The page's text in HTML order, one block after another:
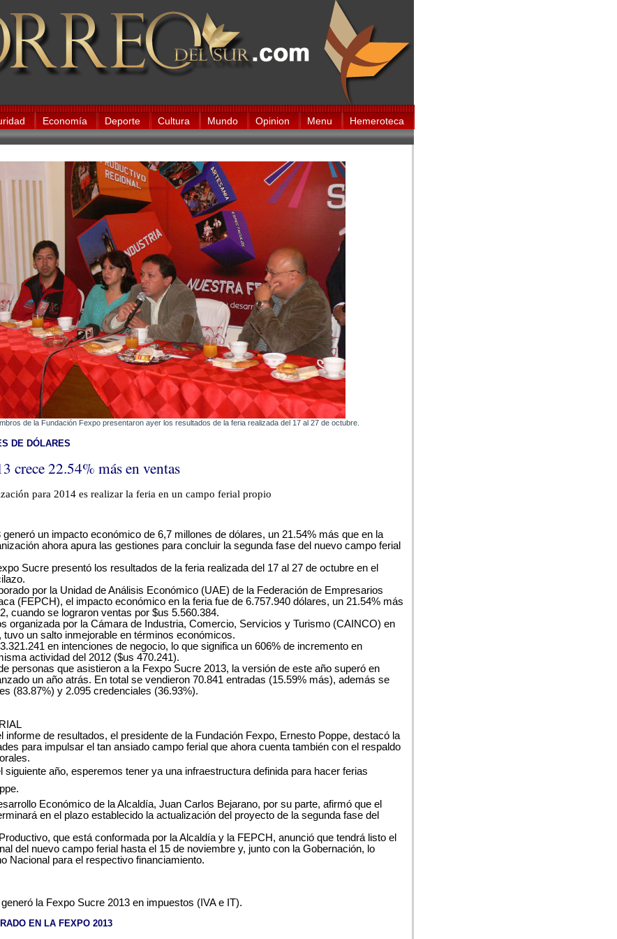
Economía Deporte Cultura Mundo Opinion Menu Hemeroteca
de la Fundación Fexpo presentaron ayer los resultados de la feria realizada del 17 al 27 de octubre.
DE DÓLARES
crece 22.54% más en ventas
para 2014 es realizar la feria en un campo ferial propio
generó un impacto económico de 6,7 millones de dólares, un 21.54% más que en la
ahora apura las gestiones para concluir la segunda fase del nuevo campo ferial
Sucre presentó los resultados de la feria realizada del 17 al 27 de octubre en el
por la Unidad de Análisis Económico (UAE) de la Federación de Empresarios
(FEPCH), el impacto económico en la feria fue de 6.757.940 dólares, un 21.54% más
cuando se lograron ventas por $us 5.560.384.
organizada por la Cámara de Industria, Comercio, Servicios y Turismo (CAINCO) en
tuvo un salto inmejorable en términos económicos.
en intenciones de negocio, lo que significa un 606% de incremento en
actividad del 2012 ($us 470.241).
personas que asistieron a la Fexpo Sucre 2013, la versión de este año superó en
un año atrás. En total se vendieron 70.841 entradas (15.59% más), además se
(83.87%) y 2.095 credenciales (36.93%).
informe de resultados, el presidente de la Fundación Fexpo, Ernesto Poppe, destacó la
para impulsar el tan ansiado campo ferial que ahora cuenta también con el respaldo
siguiente año, esperemos tener ya una infraestructura definida para hacer ferias
Económico de la Alcaldía, Juan Carlos Bejarano, por su parte, afirmó que el
en el plazo establecido la actualización del proyecto de la segunda fase del
que está conformada por la Alcaldía y la FEPCH, anunció que tendrá listo el
del nuevo campo ferial hasta el 15 de noviembre y, junto con la Gobernación, lo
Nacional para el respectivo financiamiento.
la Fexpo Sucre 2013 en impuestos (IVA e IT).
EN LA FEXPO 2013